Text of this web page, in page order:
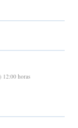
12:00 horas